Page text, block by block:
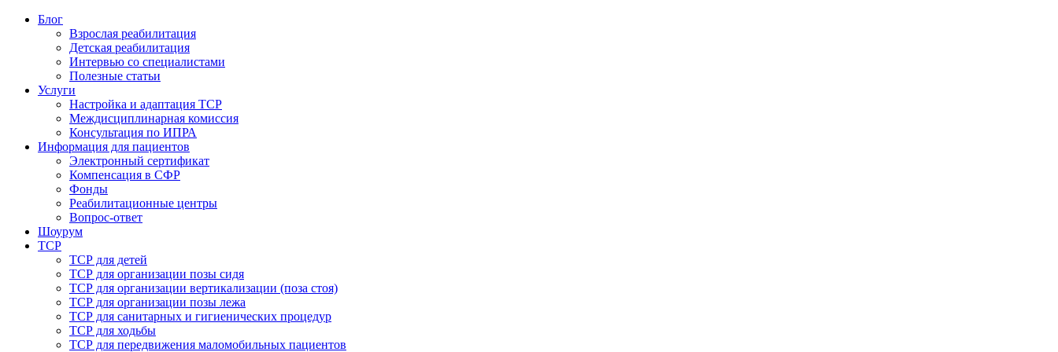
Блог
Взрослая реабилитация
Детская реабилитация
Интервью со специалистами
Полезные статьи
Услуги
Настройка и адаптация ТСР
Междисциплинарная комиссия
Консультация по ИПРА
Информация для пациентов
Электронный сертификат
Компенсация в СФР
Фонды
Реабилитационные центры
Вопрос-ответ
Шоурум
ТСР
ТСР для детей
ТСР для организации позы сидя
ТСР для организации вертикализации (поза стоя)
ТСР для организации позы лежа
ТСР для санитарных и гигиенических процедур
ТСР для ходьбы
ТСР для передвижения маломобильных пациентов